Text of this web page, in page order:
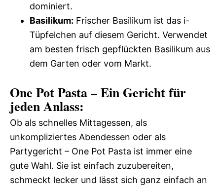
dominiert.
Basilikum: Frischer Basilikum ist das i-
Tüpfelchen auf diesem Gericht. Verwendet
am besten frisch gepflückten Basilikum aus
dem Garten oder vom Markt.
One Pot Pasta – Ein Gericht für
jeden Anlass:
Ob als schnelles Mittagessen, als
unkompliziertes Abendessen oder als
Partygericht – One Pot Pasta ist immer eine
gute Wahl. Sie ist einfach zuzubereiten,
schmeckt lecker und lässt sich ganz einfach an